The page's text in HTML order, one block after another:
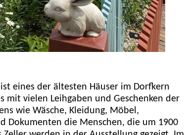
eines der ältesten Häuser im Dorfkern
mit vielen Leihgaben und Geschenken der
wie Wäsche, Kleidung, Möbel,
Dokumenten die Menschen, die um 1900